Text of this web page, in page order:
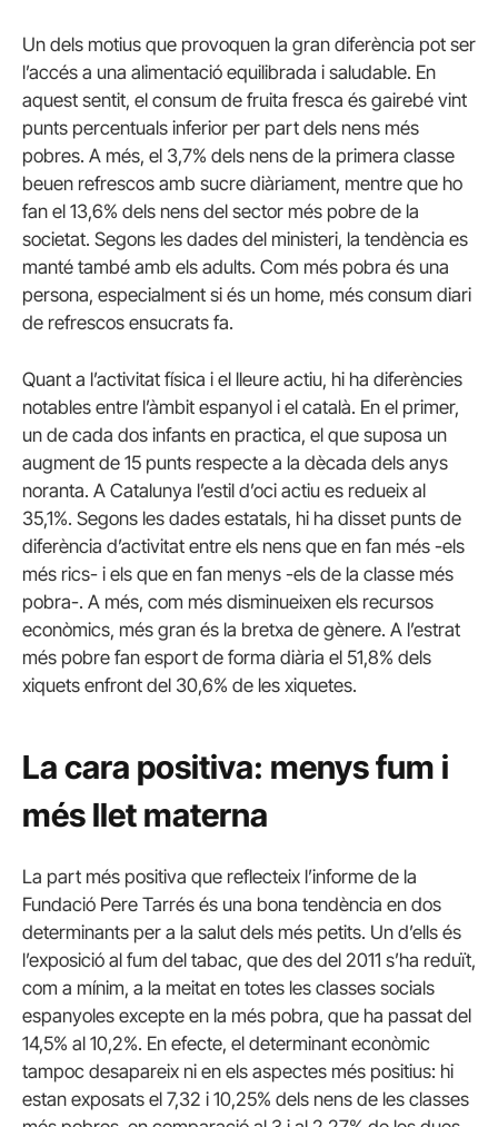
Un dels motius que provoquen la gran diferència pot ser
l’accés a una alimentació equilibrada i saludable. En
aquest sentit, el consum de fruita fresca és gairebé vint
punts percentuals inferior per part dels nens més
pobres. A més, el 3,7% dels nens de la primera classe
beuen refrescos amb sucre diàriament, mentre que ho
fan el 13,6% dels nens del sector més pobre de la
societat. Segons les dades del ministeri, la tendència es
manté també amb els adults. Com més pobra és una
persona, especialment si és un home, més consum diari
de refrescos ensucrats fa.
Quant a l’activitat física i el lleure actiu, hi ha diferències
notables entre l’àmbit espanyol i el català. En el primer,
un de cada dos infants en practica, el que suposa un
augment de 15 punts respecte a la dècada dels anys
noranta. A Catalunya l’estil d’oci actiu es redueix al
35,1%. Segons les dades estatals, hi ha disset punts de
diferència d’activitat entre els nens que en fan més -els
més rics- i els que en fan menys -els de la classe més
pobra-. A més, com més disminueixen els recursos
econòmics, més gran és la bretxa de gènere. A l’estrat
més pobre fan esport de forma diària el 51,8% dels
xiquets enfront del 30,6% de les xiquetes.
La cara positiva: menys fum i
més llet materna
La part més positiva que reflecteix l’informe de la
Fundació Pere Tarrés és una bona tendència en dos
determinants per a la salut dels més petits. Un d’ells és
l’exposició al fum del tabac, que des del 2011 s’ha reduït,
com a mínim, a la meitat en totes les classes socials
espanyoles excepte en la més pobra, que ha passat del
14,5% al 10,2%. En efecte, el determinant econòmic
tampoc desapareix ni en els aspectes més positius: hi
estan exposats el 7,32 i 10,25% dels nens de les classes